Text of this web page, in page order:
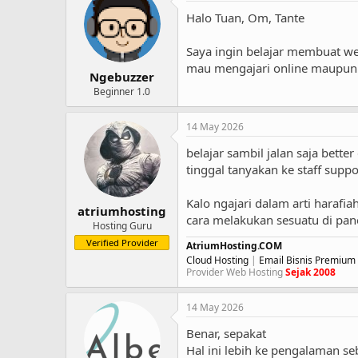
Ngebuzzer
Beginner 1.0
Halo Tuan, Om, Tante
Saya ingin belajar membuat
mau mengajari online
atriumhosting
Hosting Guru
Verified Provider
14 May 2026
belajar sambil jalan saja
tinggal tanyakan ke staff
Kalo ngajari dalam arti
cara melakukan sesuatu di
AtriumHosting.COM
Cloud Hosting | Email Bisnis Premium
Provider Web HostingSejak 2008
14 May 2026
Benar, sepakat
Hal ini lebih ke pengalaman